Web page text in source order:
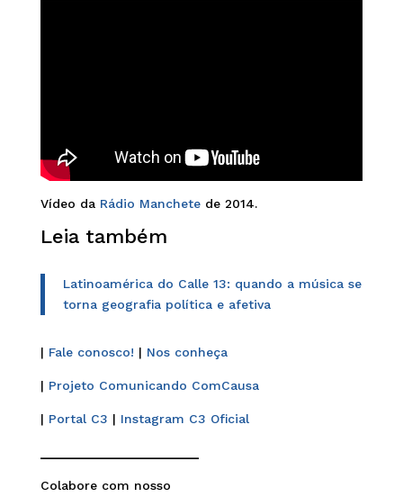
Vídeo da Rádio Manchetede 2014.
Leia também
Latinoamérica do Calle 13: quando a música se
torna geografia política e afetiva
| Fale conosco! | Nos conheça
| Projeto Comunicando ComCausa
| Portal C3 | Instagram C3 Oficial
Colabore com nosso